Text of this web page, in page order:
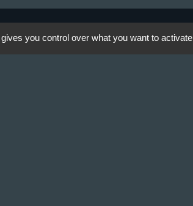
you control over what you want to activate